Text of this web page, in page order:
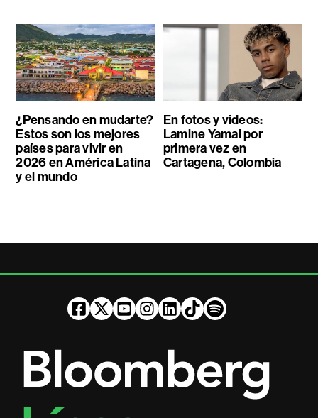
¿Pensando en mudarte?
Estos son los mejores
países para vivir en
2026 en América Latina
y el mundo
En fotos y videos:
Lamine Yamal por
primera vez en
Cartagena, Colombia